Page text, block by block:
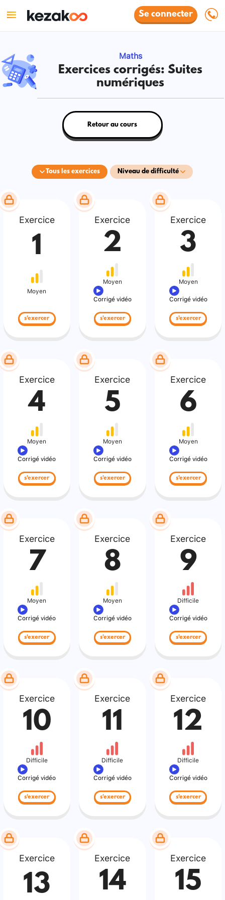
Se connecter
Maths
Exercices corrigés: Suites
numériques
Tous les exercices Niveau de difficulté
Retour au cours
Exercice
1
Moyen
s'exercer
Exercice
2
Moyen
Corrigé vidéo
s'exercer
Exercice
3
Moyen
Corrigé vidéo
s'exercer
Exercice
4
Moyen
Corrigé vidéo
s'exercer
Exercice
5
Moyen
Corrigé vidéo
s'exercer
Exercice
6
Moyen
Corrigé vidéo
s'exercer
Exercice
7
Moyen
Corrigé vidéo
s'exercer
Exercice
8
Moyen
Corrigé vidéo
s'exercer
Exercice
9
Difficile
Corrigé vidéo
s'exercer
Exercice
10
Difficile
Corrigé vidéo
s'exercer
Exercice
11
Difficile
Corrigé vidéo
s'exercer
Exercice
12
Difficile
Corrigé vidéo
s'exercer
Exercice
13
Exercice
14
Exercice
15